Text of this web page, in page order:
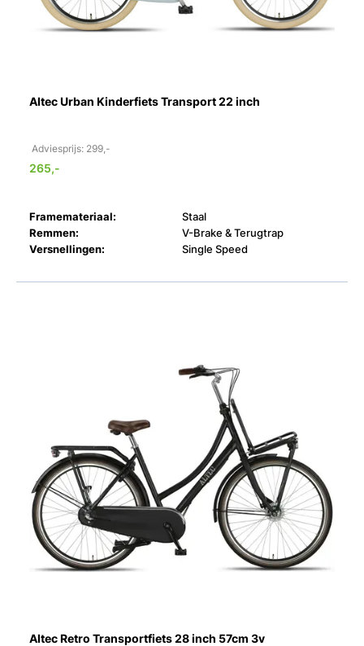
Altec Urban Kinderfiets Transport 22 inch
Adviesprijs: 299,-
265,-
Framemateriaal:
Staal
Remmen:
V-Brake & Terugtrap
Versnellingen:
Single Speed
Altec Retro Transportfiets 28 inch 57cm 3v